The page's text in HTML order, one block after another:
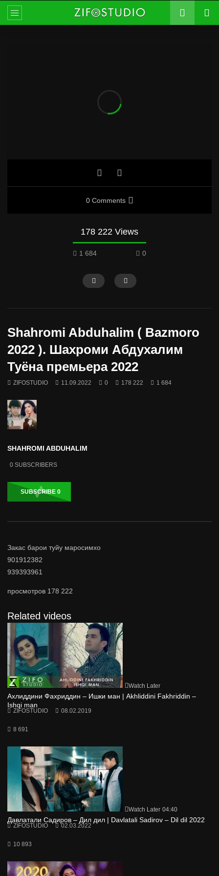
0 Comments
178 222 Views
1 684 0
Shahromi Abduhalim ( Bazmoro
2022 ). Шахроми Абдухалим
Туёна премьера 2022
ZIFOSTUDIO 11.09.2022 0 178 222 1 684
SHAHROMI ABDUHALIM
0 SUBSCRIBERS
SUBSCRIBE 0
Закас барои туйу маросимхо
901912382
939393961
просмотров 178 222
Related videos
Watch Later
Ахлиддини Фахриддин – Ишки ман | Akhliddini Fakhriddin –
Ishqi man
ZIFOSTUDIO 08.02.2019
8 691
Watch Later 04:40
Давлатали Садиров – Дил дил | Davlatali Sadirov – Dil dil 2022
ZIFOSTUDIO 02.03.2022
10 893